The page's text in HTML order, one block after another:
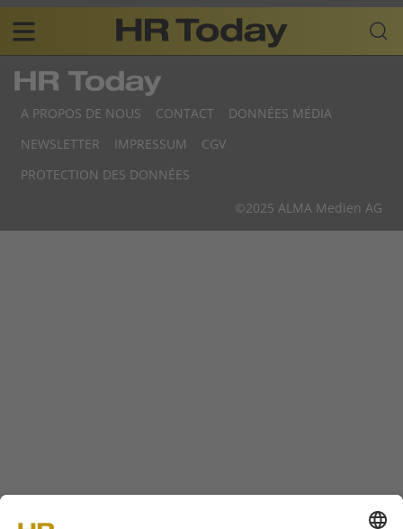
Skip
content
Plattform
für
Human
Resources
Main
navigation
FR
A PROPOS DE NOUS CONTACT
DONNÉES MÉDIA
NEWSLETTER
IMPRESSUM
CGV
PROTECTION DES DONNÉES
©2025 ALMA Medien AG